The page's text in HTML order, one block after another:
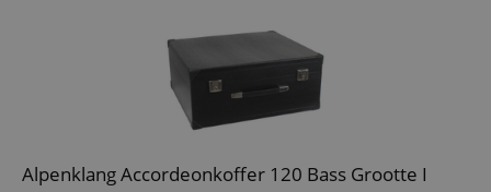
Alpenklang Accordeonkoffer 120 Bass Grootte I